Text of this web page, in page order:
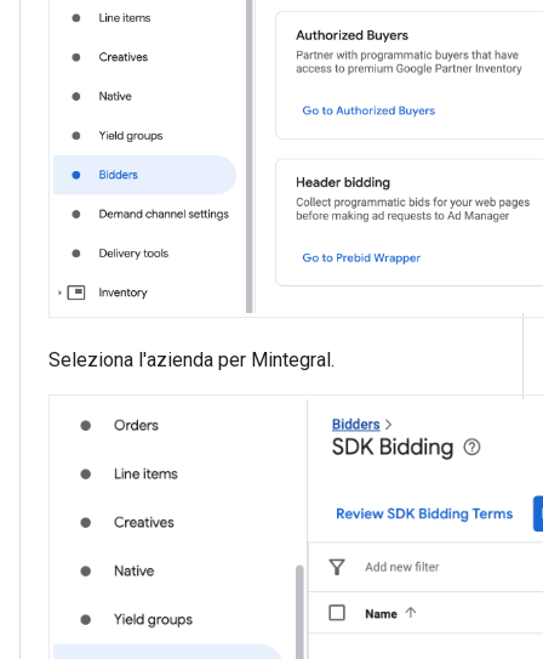
Seleziona l'azienda per Mintegral.